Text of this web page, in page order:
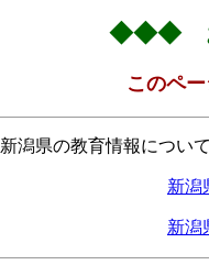
◆◆◆
このペ
新潟県の教育情報につい
新潟
新潟